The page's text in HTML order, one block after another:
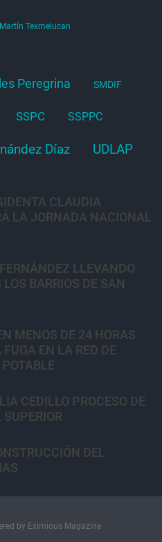
Texmelucan
Peregrina SMDIF
SSPC SSPPC
Díaz UDLAP
CLAUDIA
LA JORNADA NACIONAL
LLEVANDO
BARRIOS DE SAN
MENOS DE 24 HORAS
EN LA RED DE
CEDILLO PROCESO DE
DEL
by Eximious Magazine